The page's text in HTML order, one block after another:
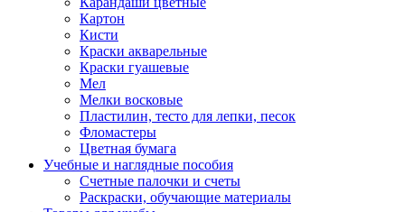
Картон
Кисти
Краски акварельные
Краски гуашевые
Мел
Мелки восковые
Пластилин, тесто для лепки, песок
Фломастеры
Цветная бумага
Учебные и наглядные пособия
Счетные палочки и счеты
Раскраски, обучающие материалы